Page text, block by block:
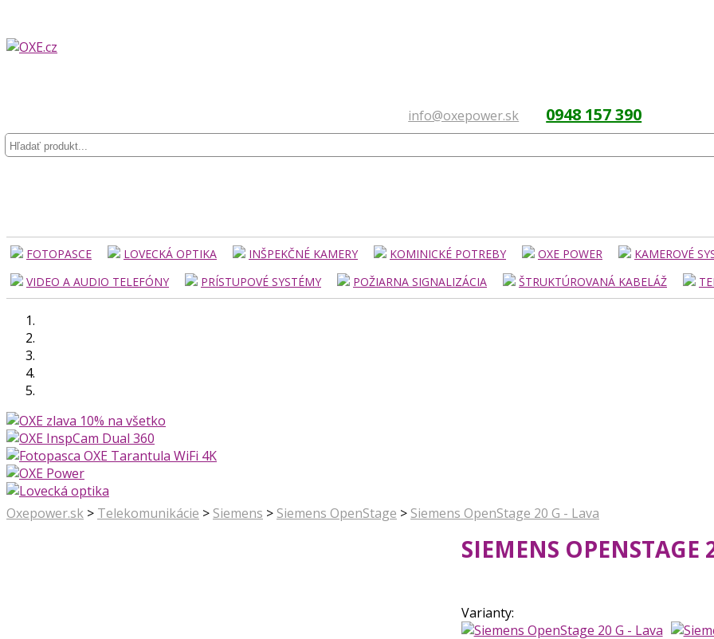
info@oxepower.sk 0948 157 390
FOTOPASCE LOVECKÁ OPTIKA INŠPEKČNÉ KAMERY KOMINICKÉ POTREBY OXE POWER KAMEROVÉ
VIDEO A AUDIO TELEFÓNY
PRÍSTUPOVÉ SYSTÉMY POŽIARNA SIGNALIZÁCIA ŠTRUKTÚROVANÁ KABELÁŽ
Oxepower.sk > Telekomunikácie > Siemens > Siemens OpenStage > Siemens OpenStage 20 G - Lava
SIEMENS OPENSTAGE
Varianty: